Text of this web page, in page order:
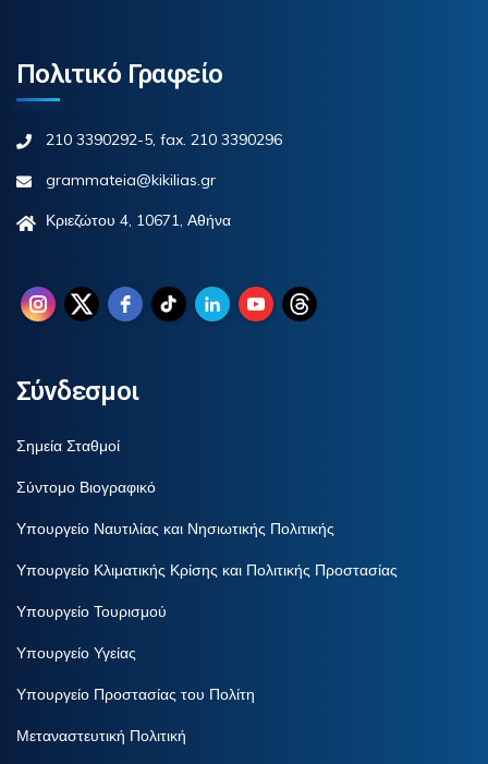
Πολιτικό Γραφείο
210 3390292-5, fax. 210 3390296
grammateia@kikilias.gr
Κριεζώτου 4, 10671, Αθήνα
Σύνδεσμοι
Σημεία Σταθμοί
Σύντομο Βιογραφικό
Υπουργείο Ναυτιλίας και Νησιωτικής Πολιτικής
Υπουργείο Κλιματικής Κρίσης και Πολιτικής Προστασίας
Υπουργείο Τουρισμού
Υπουργείο Υγείας
Υπουργείο Προστασίας του Πολίτη
Μεταναστευτική Πολιτική